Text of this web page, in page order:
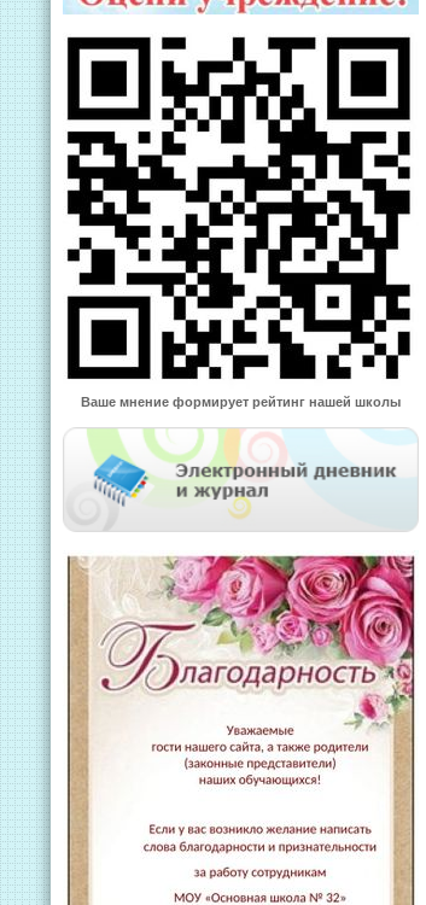
Ваше мнение формирует рейтинг нашей школы